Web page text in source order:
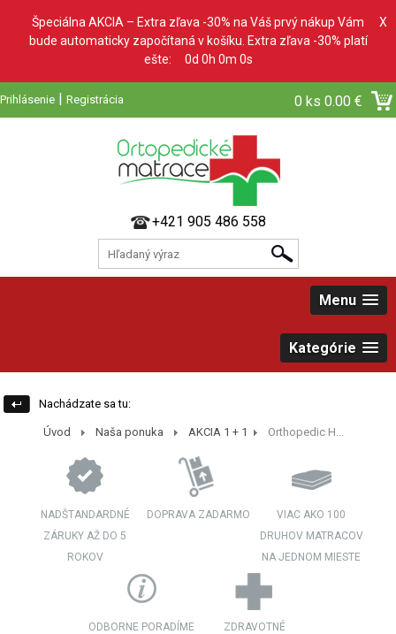
Špeciálna AKCIA – Extra zľava -30% na Váš prvý nákup Vám
bude automaticky započítaná v košíku. Extra zľava -30% platí
ešte: 0d 0h 0m 0s
X
Prihlásenie | Registrácia 0 ks 0.00 €
+421 905 486 558
Menu
Kategórie
Nachádzate sa tu:
Úvod Naša ponuka AKCIA 1 + 1 Orthopedic H...
NADŠTANDARDNÉ
ZÁRUKY AŽ DO 5
ROKOV
DOPRAVA ZADARMO
VIAC AKO 100
DRUHOV MATRACOV
NA JEDNOM MIESTE
ODBORNE PORADÍME
ZDRAVOTNÉ